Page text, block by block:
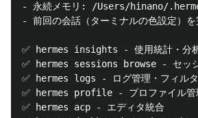
- 永続メモリ: /Users/hinano/
- 前回の会話（ターミナルの色設定）を
✅ hermes insights - 使用統計・分
✅ hermes sessions browse - セッシ
✅ hermes logs - ログ管理・フィル
✅ hermes profile - プロファイル管
✅ hermes acp - エディタ統合